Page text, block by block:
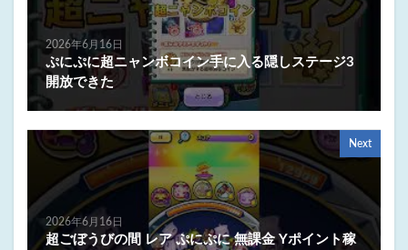
2026年6月16日
ぷにぷに超ニャンボコイン手に入る隠しステージ3
開放できた
Next
2026年6月16日
超ごぼうびの間 レア ぷにぷに 無課金 Yポイント稼